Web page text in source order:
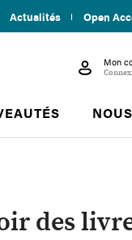
Actualités Open
 Mon
des